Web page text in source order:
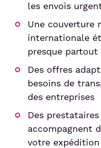
les envois
Une couverture
internationale
presque
Des offres
besoins de
des entreprises
Des
accompagnent
votre expédition